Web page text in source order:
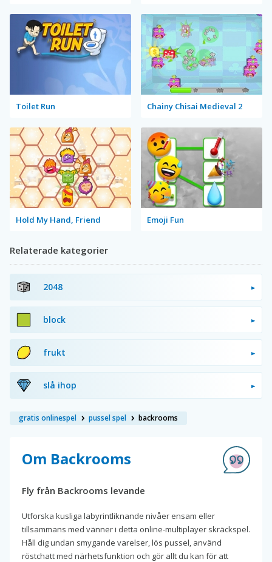
Toilet Run Chainy Chisai Medieval 2
Hold My Hand, Friend Emoji Fun
Relaterade kategorier
2048
block
frukt
slå ihop
gratis onlinespel pussel spel backrooms
Om Backrooms
Fly från Backrooms levande
Utforska kusliga labyrintliknande nivåer ensam eller
tillsammans med vänner i detta online-multiplayer skräckspel.
Håll dig undan smygande varelser, lös pussel, använd
röstchatt med närhetsfunktion och gör allt du kan för att